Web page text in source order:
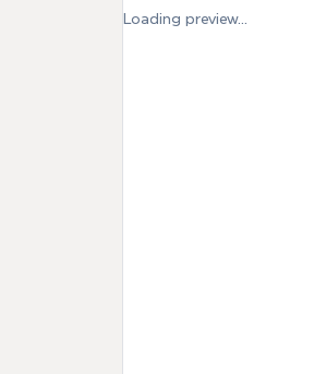
Loading preview...